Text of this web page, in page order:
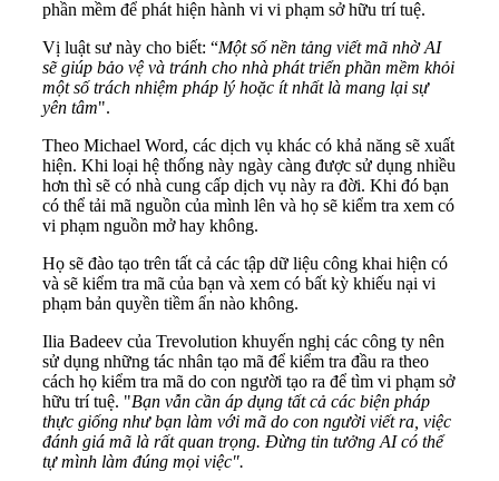
phần mềm để phát hiện hành vi vi phạm sở hữu trí tuệ.
Vị luật sư này cho biết: “Một số nền tảng viết mã nhờ AI
sẽ giúp bảo vệ và tránh cho nhà phát triển phần mềm khỏi
một số trách nhiệm pháp lý hoặc ít nhất là mang lại sự
yên tâm".
Theo Michael Word, các dịch vụ khác có khả năng sẽ xuất
hiện. Khi loại hệ thống này ngày càng được sử dụng nhiều
hơn thì sẽ có nhà cung cấp dịch vụ này ra đời. Khi đó bạn
có thể tải mã nguồn của mình lên và họ sẽ kiểm tra xem có
vi phạm nguồn mở hay không.
Họ sẽ đào tạo trên tất cả các tập dữ liệu công khai hiện có
và sẽ kiểm tra mã của bạn và xem có bất kỳ khiếu nại vi
phạm bản quyền tiềm ẩn nào không.
Ilia Badeev của Trevolution khuyến nghị các công ty nên
sử dụng những tác nhân tạo mã để kiểm tra đầu ra theo
cách họ kiểm tra mã do con người tạo ra để tìm vi phạm sở
hữu trí tuệ. "Bạn vẫn cần áp dụng tất cả các biện pháp
thực giống như bạn làm với mã do con người viết ra, việc
đánh giá mã là rất quan trọng. Đừng tin tưởng AI có thể
tự mình làm đúng mọi việc".